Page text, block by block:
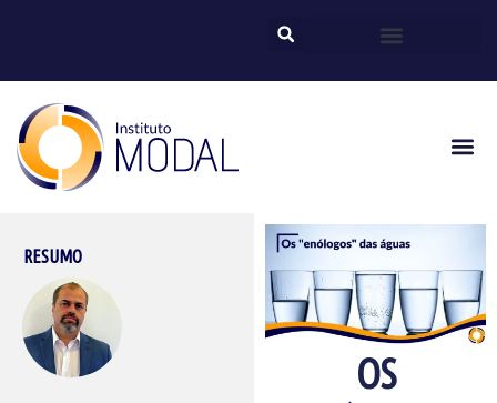
RESUMO
OS